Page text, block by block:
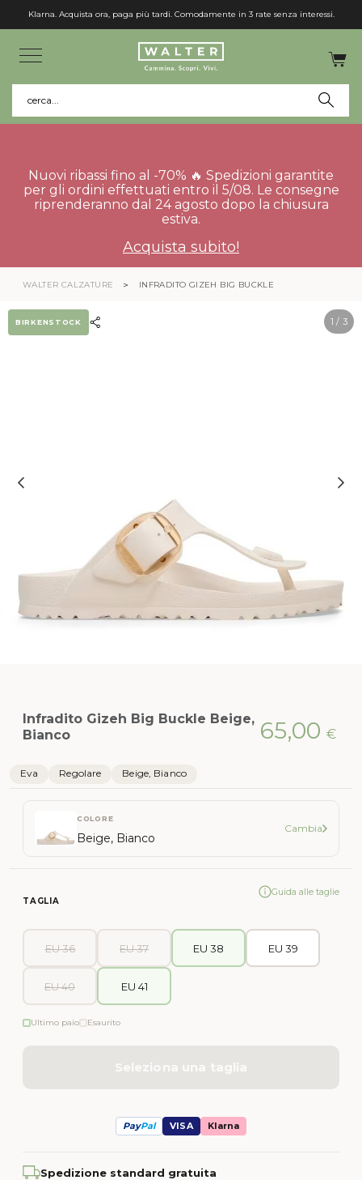
Klarna. Acquista ora, paga più tardi. Comodamente in 3 rate senza interessi.
cerca...
Nuovi ribassi fino al -70% 🔥 Spedizioni garantite
per gli ordini effettuati entro il 5/08. Le consegne
riprenderanno dal 24 agosto dopo la chiusura
estiva.
Acquista subito!
WALTER CALZATURE INFRADITO GIZEH BIG BUCKLE
1 / 3
BIRKENSTOCK
Infradito Gizeh Big Buckle Beige,
Bianco
65,00 €
Eva Regolare Beige, Bianco
COLORE
Beige, Bianco
Cambia
TAGLIA
Guida alle taglie
EU 36 EU 37 EU 38 EU 39
EU 40 EU 41
Ultimo paio Esaurito
Seleziona una taglia
PayPal VISA Klarna
Spedizione standard gratuita